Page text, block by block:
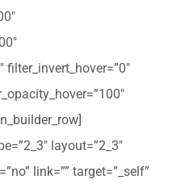
filter_invert_hover=”0″
layout=”2_3″
link=”” target=”_self”